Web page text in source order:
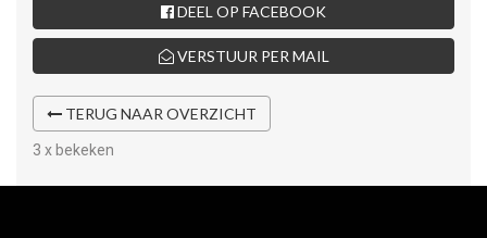
DEEL OP FACEBOOK
VERSTUUR PER MAIL
TERUG NAAR OVERZICHT
3 x bekeken